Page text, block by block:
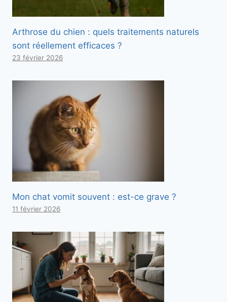
Arthrose du chien : quels traitements naturels
sont réellement efficaces ?
23 février 2026
Mon chat vomit souvent : est-ce grave ?
11 février 2026